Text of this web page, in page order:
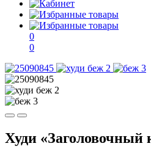
0
0
Худи «Заголовочный